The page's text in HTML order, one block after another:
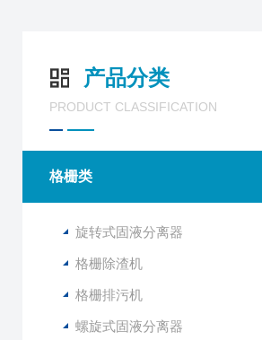
产品分类
PRODUCT CLASSIFICATION
格栅类
旋转式固液分离器
格栅除渣机
格栅排污机
螺旋式固液分离器